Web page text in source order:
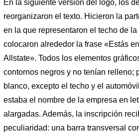
En la siguiente versión del logo, los
reorganizaron el texto. Hicieron la
en la que representaron el techo de
colocaron alrededor la frase «Estás
Allstate». Todos los elementos
contornos negros y no tenían relleno;
blanco, excepto el techo y el
estaba el nombre de la empresa en
alargadas. Además, la inscripción
peculiaridad: una barra transversal